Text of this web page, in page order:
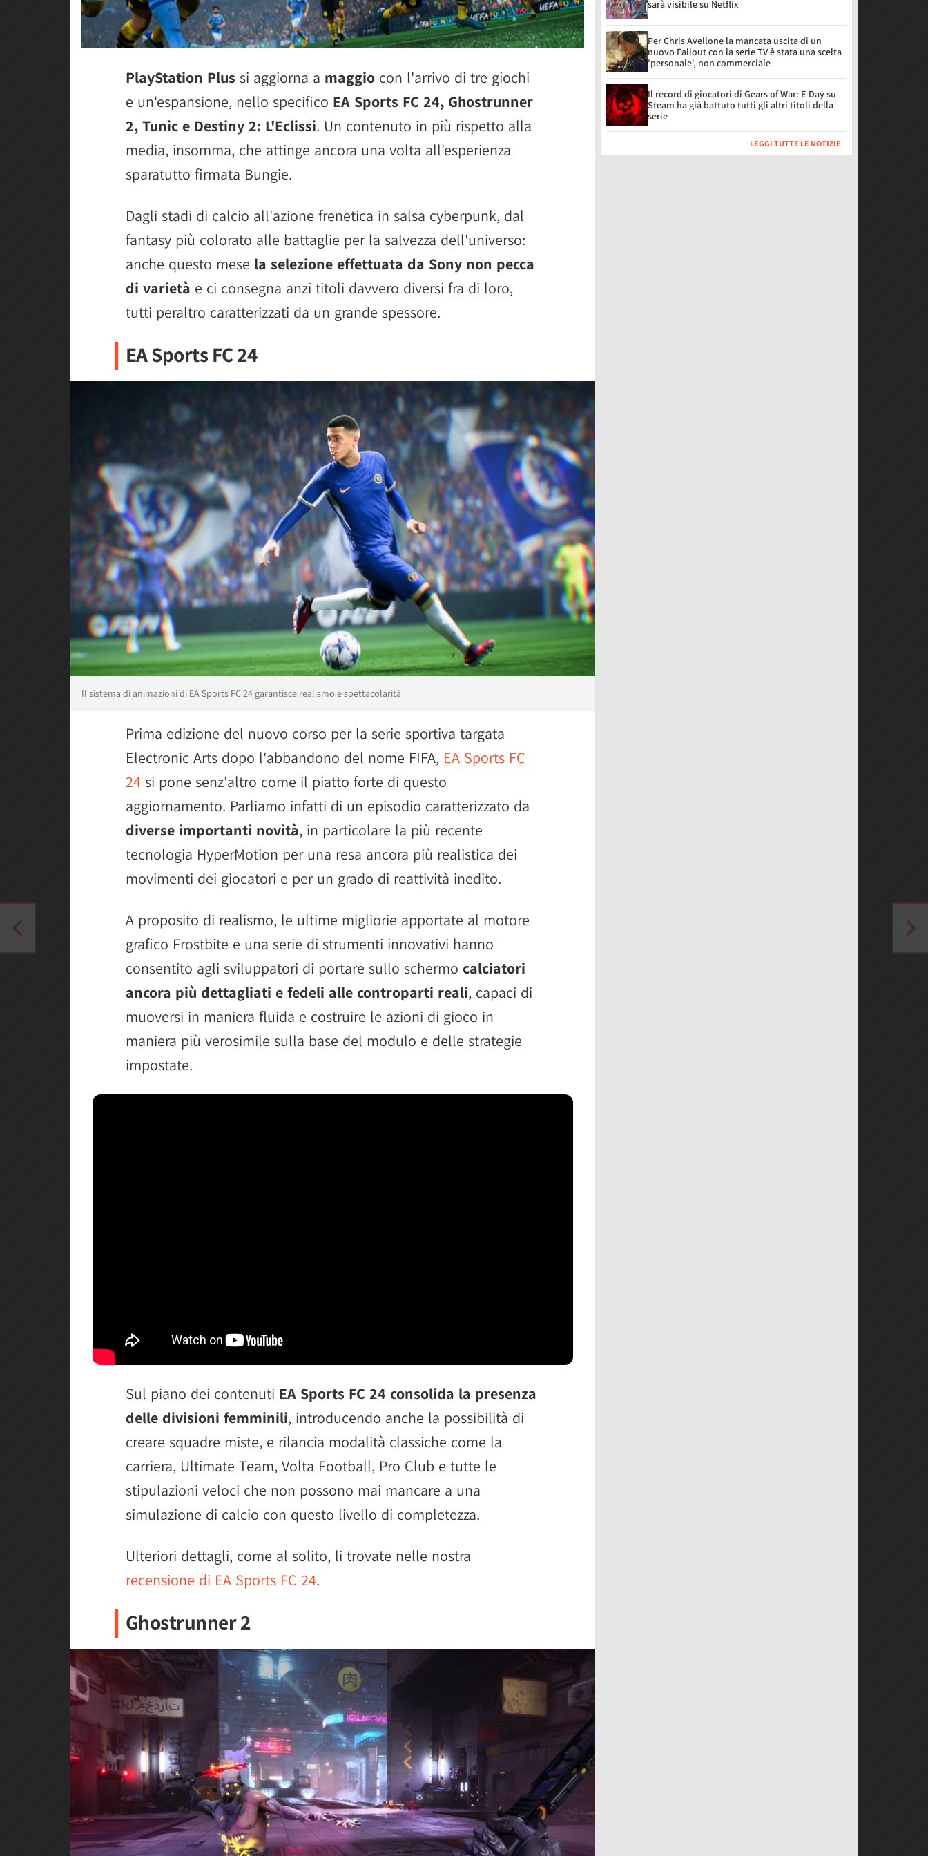
PlayStation Plus si aggiorna a maggio con l'arrivo di tre giochi
e un'espansione, nello specifico EA Sports FC 24, Ghostrunner
2, Tunic e Destiny 2: L'Eclissi. Un contenuto in più rispetto alla
media, insomma, che attinge ancora una volta all'esperienza
sparatutto firmata Bungie.
Dagli stadi di calcio all'azione frenetica in salsa cyberpunk, dal
fantasy più colorato alle battaglie per la salvezza dell'universo:
anche questo mese la selezione effettuata da Sony non pecca
di varietà e ci consegna anzi titoli davvero diversi fra di loro,
tutti peraltro caratterizzati da un grande spessore.
EA Sports FC 24
Il sistema di animazioni di EA Sports FC 24 garantisce realismo e spettacolarità
Prima edizione del nuovo corso per la serie sportiva targata
Electronic Arts dopo l'abbandono del nome FIFA, EA Sports FC
24 si pone senz'altro come il piatto forte di questo
aggiornamento. Parliamo infatti di un episodio caratterizzato da
diverse importanti novità, in particolare la più recente
tecnologia HyperMotion per una resa ancora più realistica dei
movimenti dei giocatori e per un grado di reattività inedito.
A proposito di realismo, le ultime migliorie apportate al motore
grafico Frostbite e una serie di strumenti innovativi hanno
consentito agli sviluppatori di portare sullo schermo calciatori
ancora più dettagliati e fedeli alle controparti reali, capaci di
muoversi in maniera fluida e costruire le azioni di gioco in
maniera più verosimile sulla base del modulo e delle strategie
impostate.
Sul piano dei contenuti EA Sports FC 24 consolida la presenza
delle divisioni femminili, introducendo anche la possibilità di
creare squadre miste, e rilancia modalità classiche come la
carriera, Ultimate Team, Volta Football, Pro Club e tutte le
stipulazioni veloci che non possono mai mancare a una
simulazione di calcio con questo livello di completezza.
Ulteriori dettagli, come al solito, li trovate nelle nostra
recensione di EA Sports FC 24.
Ghostrunner 2
sarà visibile su Netflix
Per Chris Avellone la mancata uscita di un
nuovo Fallout con la serie TV è stata una scelta
'personale', non commerciale
Il record di giocatori di Gears of War: E-Day su
Steam ha già battuto tutti gli altri titoli della
serie
LEGGI TUTTE LE NOTIZIE